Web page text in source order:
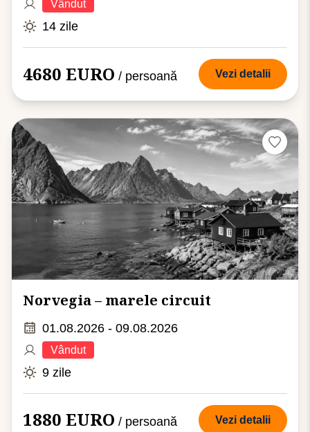
Vândut
14 zile
4680 EURO / persoană Vezi detalii
Norvegia – marele circuit
01.08.2026 - 09.08.2026
Vândut
9 zile
1880 EURO / persoană Vezi detalii